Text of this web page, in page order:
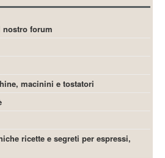
nostro forum
macinini e tostatori
ricette e segreti per espressi,